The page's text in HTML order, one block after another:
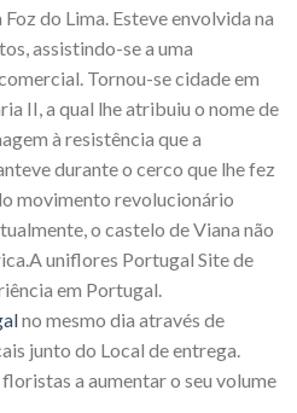
do Lima. Esteve envolvida na
assistindo-se a uma
Tornou-se cidade em
II, a qual lhe atribuiu o nome de
à resistência que a
durante o cerco que lhe fez
movimento revolucionário
o castelo de Viana não
uniflores Portugal Site de
em Portugal.
no mesmo dia através de
junto do Local de entrega.
a aumentar o seu volume